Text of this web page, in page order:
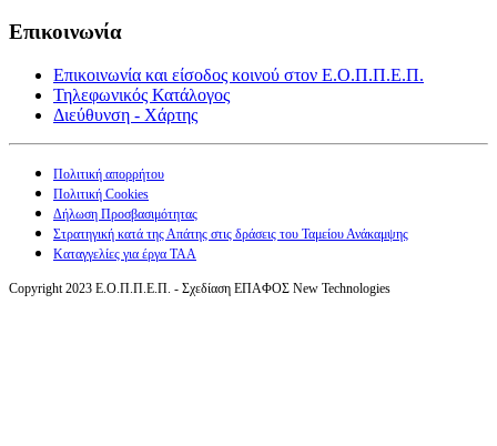
Επικοινωνία
Επικοινωνία και είσοδος κοινού στον Ε.Ο.Π.Π.Ε.Π.
Τηλεφωνικός Κατάλογος
Διεύθυνση - Χάρτης
Πολιτική απορρήτου
Πολιτική Cookies
Δήλωση Προσβασιμότητας
Στρατηγική κατά της Απάτης στις δράσεις του Ταμείου Ανάκαμψης
Καταγγελίες για έργα ΤΑΑ
Copyright 2023 Ε.Ο.Π.Π.Ε.Π. - Σχεδίαση ΕΠΑΦΟΣ New Technologies